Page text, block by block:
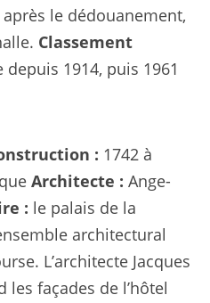
le dédouanement,
Classement
1914, puis 1961
: 1742 à
Architecte : Ange-
: le palais de la
architectural
L’architecte Jacques
les façades de l’hôtel